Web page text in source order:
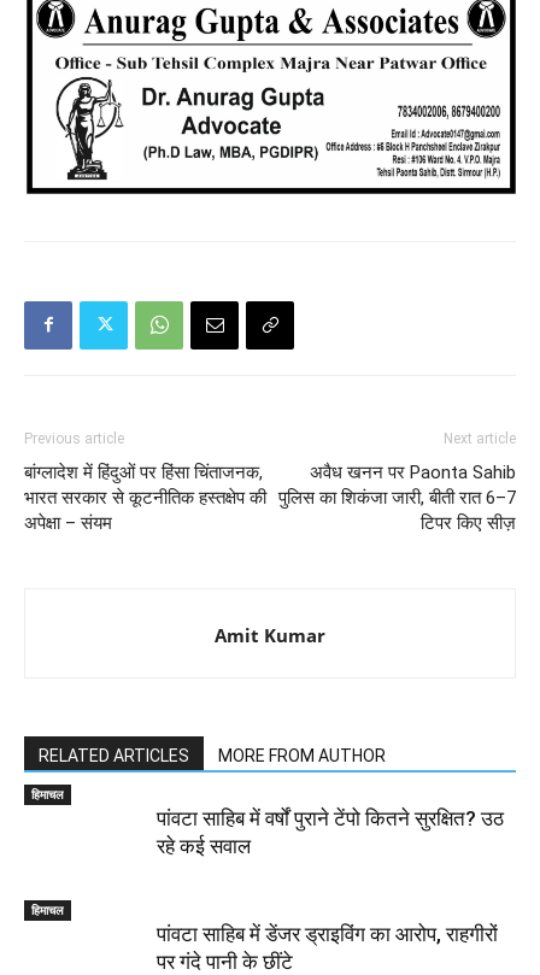
Previous article
बांग्लादेश में हिंदुओं पर हिंसा चिंताजनक,
भारत सरकार से कूटनीतिक हस्तक्षेप की
अपेक्षा – संयम
Next article
अवैध खनन पर Paonta Sahib
पुलिस का शिकंजा जारी, बीती रात 6–7
टिपर किए सीज़
Amit Kumar
RELATED ARTICLES MORE FROM AUTHOR
हिमाचल
पांवटा साहिब में वर्षों पुराने टेंपो कितने सुरक्षित? उठ
रहे कई सवाल
हिमाचल
पांवटा साहिब में डेंजर ड्राइविंग का आरोप, राहगीरों
पर गंदे पानी के छींटे